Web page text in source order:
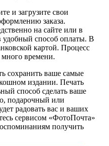
и загрузите свои
заказа.
на сайте или в
способ оплаты. В
картой. Процесс
времени.
сохранить ваше самые
издании. Печать
способ сделать ваше
подарочный или
радовать вас и ваших
сервисом «ФотоПочта»
получить